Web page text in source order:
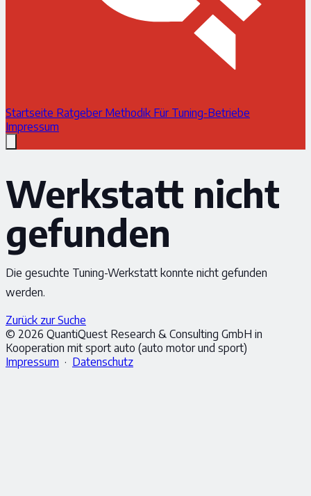
Startseite Ratgeber Methodik Für Tuning-Betriebe
Impressum
Werkstatt nicht
gefunden
Die gesuchte Tuning-Werkstatt konnte nicht gefunden
werden.
Zurück zur Suche
© 2026 QuantiQuest Research & Consulting GmbH in
Kooperation mit sport auto (auto motor und sport)
Impressum · Datenschutz